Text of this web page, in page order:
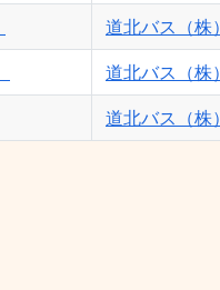
道北バス（株）
道北バス（株）
道北バス（株）